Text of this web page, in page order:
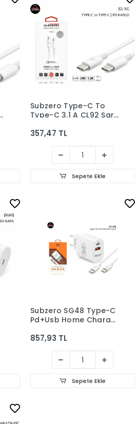
Subzero Type-C To
Type-C 3.1 A CL92 Şarj
357,47 TL
Sepete Ekle
Subzero SG48 Type-C
Pd+Usb Home Charger
857,93 TL
Sepete Ekle